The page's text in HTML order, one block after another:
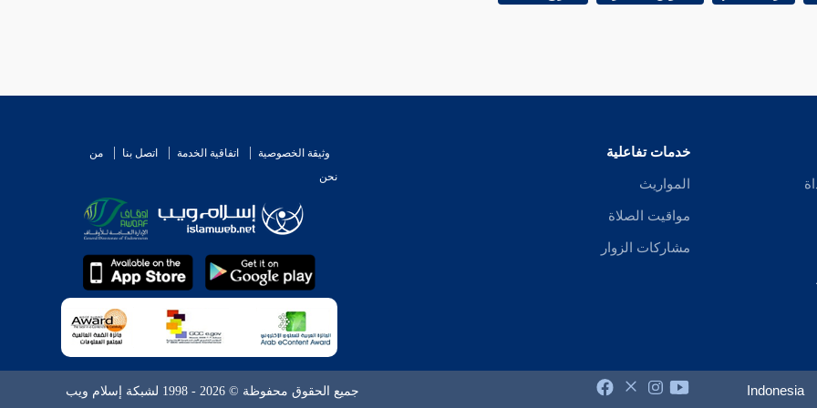
خدمات تفاعلية
المواريث
مواقيت الصلاة
مشاركات الزوار
وثيقة الخصوصية اتفاقية الخدمة اتصل بنا
من
نحن
Indonesia جميع الحقوق محفوظة © 2026 - 1998 لشبكة إسلام ويب